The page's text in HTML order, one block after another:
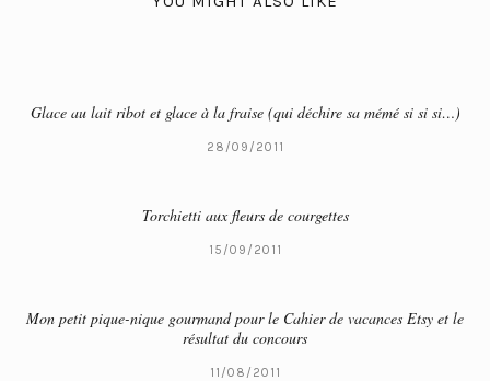
Glace au lait ribot et glace à la fraise (qui déchire sa mémé si si si…)
28/09/2011
Torchietti aux fleurs de courgettes
15/09/2011
Mon petit pique-nique gourmand pour le Cahier de vacances Etsy et le
résultat du concours
11/08/2011